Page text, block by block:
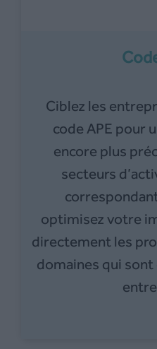
Ciblez les
code APE pour
encore plus
secteurs
optimisez votre
directement les
domaines qui